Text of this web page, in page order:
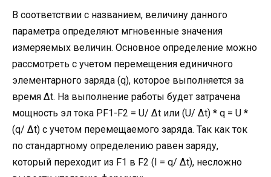
В соответствии с названием, величину данного
параметра определяют мгновенные значения
измеряемых величин. Основное определение можно
рассмотреть с учетом перемещения единичного
элементарного заряда (q), которое выполняется за
время Δt. На выполнение работы будет затрачена
мощность эл тока PF1-F2 = U/ Δt или (U/ Δt) * q = U *
(q/ Δt) c учетом перемещаемого заряда. Так как ток
по стандартному определению равен заряду,
который переходит из F1 в F2 (I = q/ Δt), несложно